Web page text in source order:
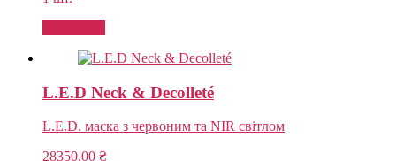
L.E.D Neck & Decolleté
L.E.D. маска з червоним та NIR світлом
28350.00 ₴